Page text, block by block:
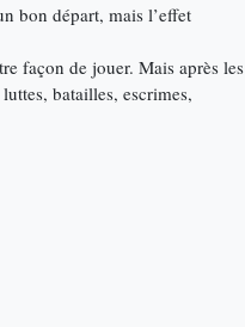
bon départ, mais l’effet
façon de jouer. Mais après les
batailles, escrimes,